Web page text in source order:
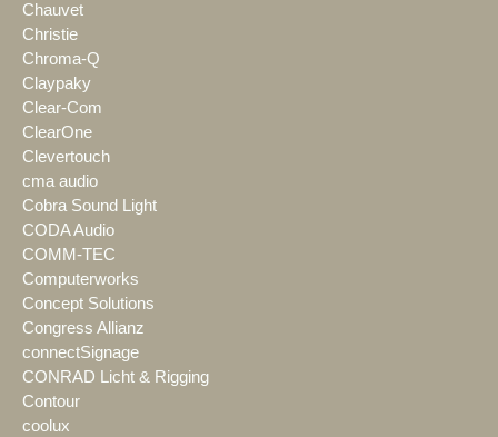
Chauvet
Christie
Chroma-Q
Claypaky
Clear-Com
ClearOne
Clevertouch
cma audio
Cobra Sound Light
CODA Audio
COMM-TEC
Computerworks
Concept Solutions
Congress Allianz
connectSignage
CONRAD Licht & Rigging
Contour
coolux